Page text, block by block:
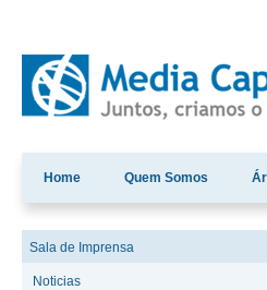
Home Quem Somos
Sala de Imprensa
Noticias